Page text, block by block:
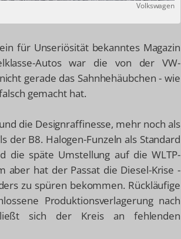
Volkswagen
für Unseriösität bekanntes Magazin
Autos war die von der VW-
gerade das Sahnhehäubchen - wie
gemacht hat.
die Designraffinesse, mehr noch als
der B8. Halogen-Funzeln als Standard
die späte Umstellung auf die WLTP-
aber hat der Passat die Diesel-Krise -
zu spüren bekommen. Rückläufige
Produktionsverlagerung nach
sich der Kreis an fehlenden